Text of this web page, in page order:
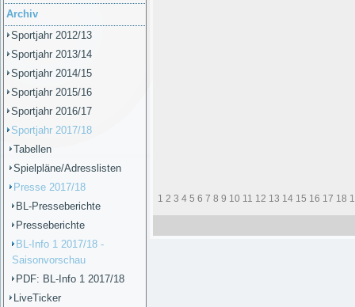
Archiv
Sportjahr 2012/13
Sportjahr 2013/14
Sportjahr 2014/15
Sportjahr 2015/16
Sportjahr 2016/17
Sportjahr 2017/18
Tabellen
Spielpläne/Adresslisten
Presse 2017/18
BL-Presseberichte
Presseberichte
BL-Info 1 2017/18 -
Saisonvorschau
PDF: BL-Info 1 2017/18
LiveTicker
1 2 3 4 5 6 7 8 9 10 11 12 13 14 15 16 17 18